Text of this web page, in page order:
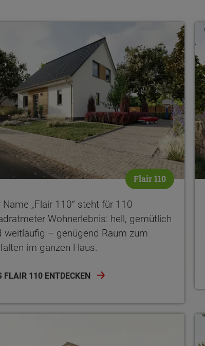
Flair 110
Name „Flair 110“ steht für 110
Wohnerlebnis: hell, gemütlich
weitläufig – genügend Raum zum
im ganzen Haus.
FLAIR 110 ENTDECKEN